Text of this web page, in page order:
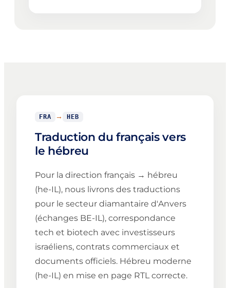
FRA → HEB
Traduction du français vers
le hébreu
Pour la direction français → hébreu
(he-IL), nous livrons des traductions
pour le secteur diamantaire d'Anvers
(échanges BE-IL), correspondance
tech et biotech avec investisseurs
israéliens, contrats commerciaux et
documents officiels. Hébreu moderne
(he-IL) en mise en page RTL correcte.